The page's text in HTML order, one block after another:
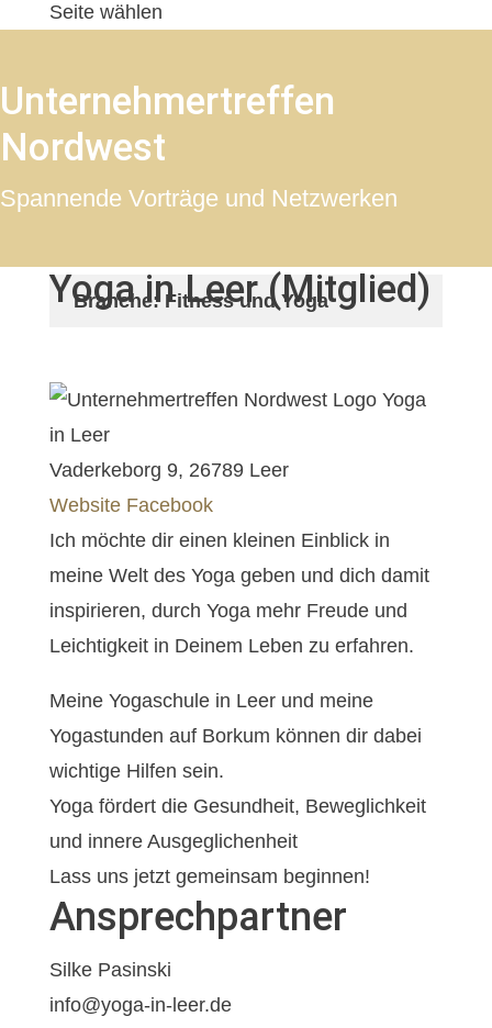
Seite wählen
Unternehmertreffen
Nordwest
Spannende Vorträge und Netzwerken
Yoga in Leer (Mitglied)
Branche: Fitness und Yoga
Vaderkeborg 9, 26789 Leer
Website Facebook
Ich möchte dir einen kleinen Einblick in
meine Welt des Yoga geben und dich damit
inspirieren, durch Yoga mehr Freude und
Leichtigkeit in Deinem Leben zu erfahren.
Meine Yogaschule in Leer und meine
Yogastunden auf Borkum können dir dabei
wichtige Hilfen sein.
Yoga fördert die Gesundheit, Beweglichkeit
und innere Ausgeglichenheit
Lass uns jetzt gemeinsam beginnen!
Ansprechpartner
Silke Pasinski
info@yoga-in-leer.de